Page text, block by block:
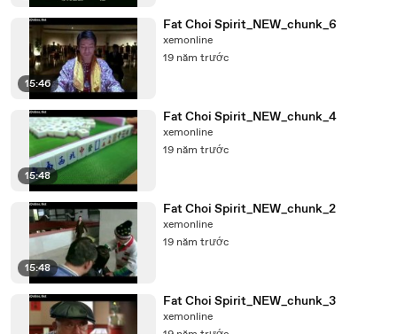
15:46
Fat Choi Spirit_NEW_chunk_6
xemonline
19 năm trước
15:48
Fat Choi Spirit_NEW_chunk_4
xemonline
19 năm trước
15:48
Fat Choi Spirit_NEW_chunk_2
xemonline
19 năm trước
Fat Choi Spirit_NEW_chunk_3
xemonline